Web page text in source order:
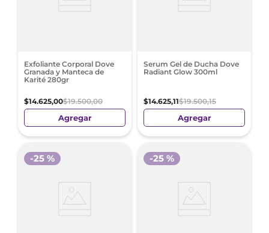
Exfoliante Corporal Dove
Granada y Manteca de
Karité 280gr
$14.625,00$19.500,00
Agregar
Serum Gel de Ducha Dove
Radiant Glow 300ml
$14.625,11$19.500,15
Agregar
-25 % -25 %